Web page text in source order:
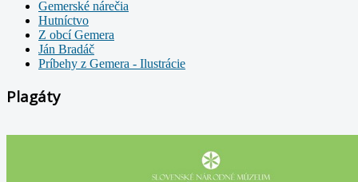
Gemerské nárečia
Hutníctvo
Z obcí Gemera
Ján Bradáč
Príbehy z Gemera - Ilustrácie
Plagáty